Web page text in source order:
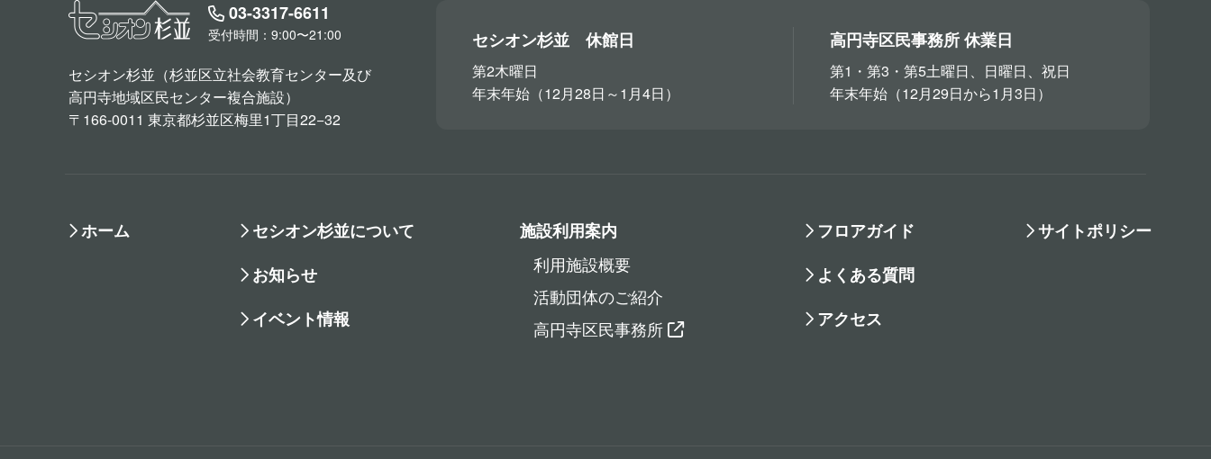
03-3317-6611
受付時間：9:00〜21:00
セシオン杉並（杉並区立社会教育センター及び
高円寺地域区民センター複合施設）
〒166-0011 東京都杉並区梅里1丁目22−32
セシオン杉並 休館日
第2木曜日
年末年始（12月28日～1月4日）
高円寺区民事務所 休業日
第1・第3・第5土曜日、日曜日、祝日
年末年始（12月29日から1月3日）
ホーム
セシオン杉並について
お知らせ
イベント情報
施設利用案内
利用施設概要
活動団体のご紹介
高円寺区民事務所
フロアガイド
よくある質問
アクセス
サイトポリシー